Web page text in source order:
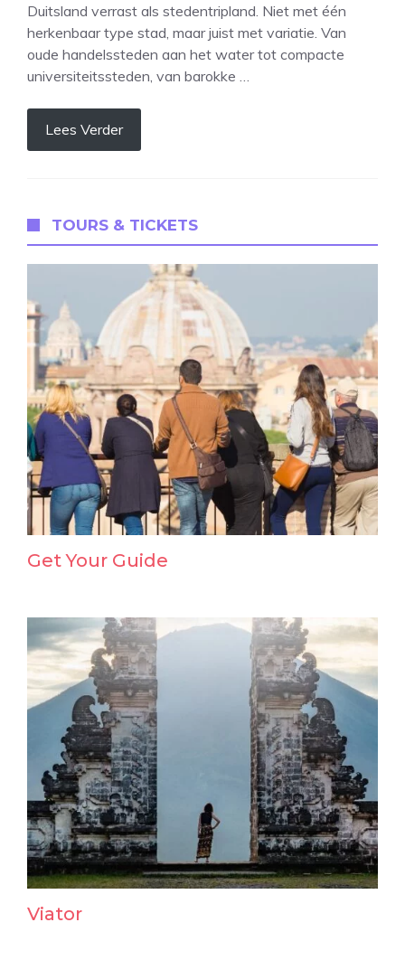
Duitsland verrast als stedentripland. Niet met één
herkenbaar type stad, maar juist met variatie. Van
oude handelssteden aan het water tot compacte
universiteitssteden, van barokke …
Lees Verder
TOURS & TICKETS
Get Your Guide
Viator